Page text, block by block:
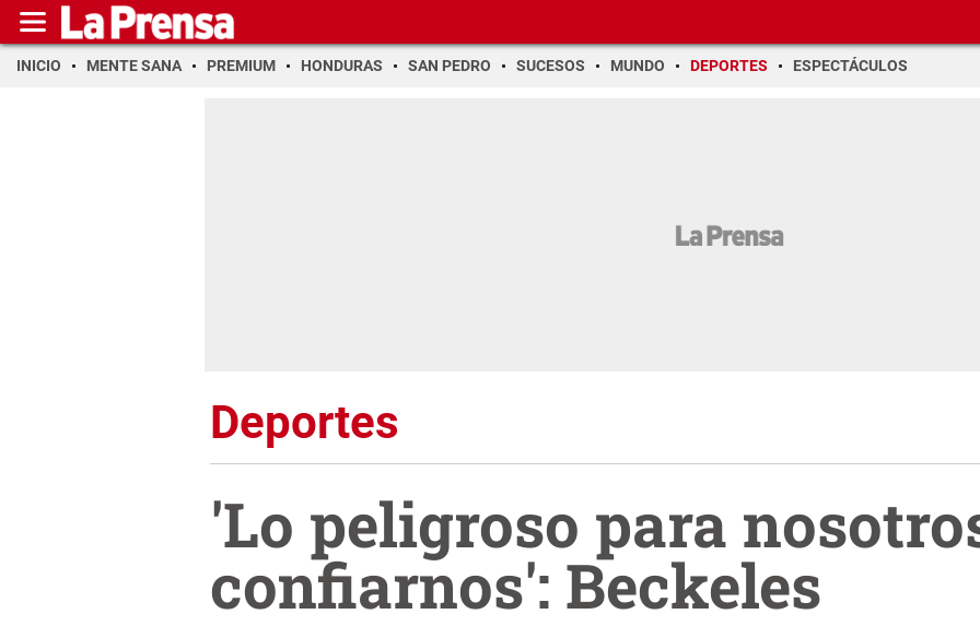
INICIO MENTE SANA PREMIUM HONDURAS SAN PEDRO SUCESOS MUNDO DEPORTES ESPECTÁCULOS
Deportes
'Lo peligroso para
confiarnos': Beckeles